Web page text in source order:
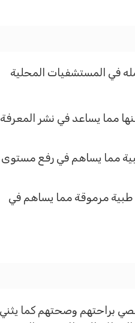
في المستشفيات المحلية
مما يساعد في نشر المعرفة
مما يساهم في رفع مستوى
طبية مرموقة مما يساهم في
براحتهم وصحتهم كما يثني